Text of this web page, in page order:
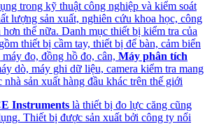
trong kỹ thuật công nghiệp và kiểm soát
lượng sản xuất, nghiên cứu khoa học, công
thế nữa. Danh mục thiết bị kiểm tra của
thiết bị cầm tay, thiết bị để bàn, cảm biến
đo, đồng hồ đo, cân, Máy phân tích
dò, máy ghi dữ liệu, camera kiểm tra mang
nhà sản xuất hàng đầu khác trên thế giới
Instruments là thiết bị đo lực căng cũng
Thiết bị được sản xuất bởi công ty nổi